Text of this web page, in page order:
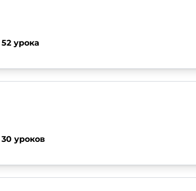
52 урока
30 уроков